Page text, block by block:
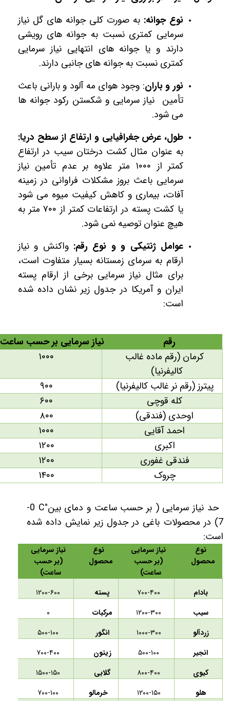
نوع جوانه: به صورت کلی جوانه­ های گل نیاز
سرمایی کمتری نسبت به جوانه ­های رویشی
دارند و یا جوانه ­های انتهایی نیاز سرمایی
کمتری نسبت به جوانه های جانبی دارند.
نور و باران: وجود هوای مه ­آلود و بارانی باعث
تأمین نیاز سرمایی و شکستن رکود جوانه­ ها
می­ شود.
طول، عرض جغرافیایی و ارتفاع از سطح دریا:
به عنوان مثال کشت درختان سیب در ارتفاع
کمتر از ۱۰۰۰ متر علاوه بر عدم تأمین نیاز
سرمایی باعث بروز مشکلات فراوانی در زمینه
آفات، بیماری و کاهش کیفیت میوه می­ شود
یا کشت پسته در ارتفاعات کمتر از ۷۰۰متر به
هیچ عنوان توصیه نمی­ شود.
عوامل ژنتیکی و و نوع رقم: واکنش و نیاز
ارقام به سرمای زمستانه بسیار متفاوت است،
برای مثال نیاز سرمایی برخی از ارقام پسته
ایران و آمریکا در جدول زیر نشان داده شده
است:
رقم
نیاز سرمایی بر حسب ساعت
کرمان (رقم ماده غالب
کالیفرنیا)
۱۰۰۰
پیترز (رقم نر غالب کالیفرنیا)
۹۰۰
کله قوچی
۶۰۰
اوحدی (فندقی)
۸۰۰
احمد آقایی
۱۰۰۰
اکبری
۱۲۰۰
فندقی غفوری
۱۲۰۰
چروک
۱۴۰۰
حد نیاز سرمایی ( بر حسب ساعت و دمای بین°
C
0-
7) در محصولات باغی در جدول زیر نمایش داده شده
است:
نوع
محصول
نیاز سرمایی
(بر حسب
ساعت)
نوع
محصول
نیاز سرمایی
(بر حسب
ساعت)
بادام
۷۰۰-۴۰۰ پسته
۱۲۰۰-۶۰۰
سیب
۱۲۰۰-۳۰۰ مرکبات
۰
زردآلو
۱۰۰۰-۳۰۰ انگور
۵۰۰-۱۰۰
انجیر
۵۰۰-۱۰۰ زیتون
۷۰۰-۴۰۰
کیوی
۸۰۰-۴۰۰ گلابی
۱۵۰۰-۱۵۰
هلو
۱۲۰۰-۱۵۰ خرمالو
۷۰۰-۱۰۰